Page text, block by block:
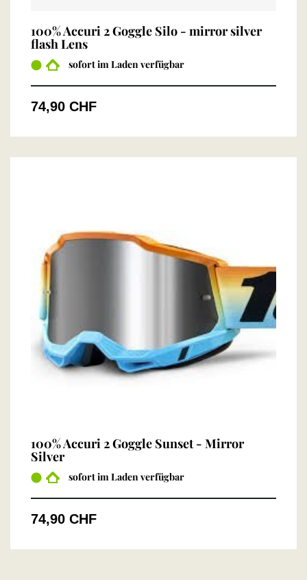
100% Accuri 2 Goggle Silo - mirror silver
flash Lens
sofort im Laden verfügbar
74,90 CHF
100% Accuri 2 Goggle Sunset - Mirror
Silver
sofort im Laden verfügbar
74,90 CHF